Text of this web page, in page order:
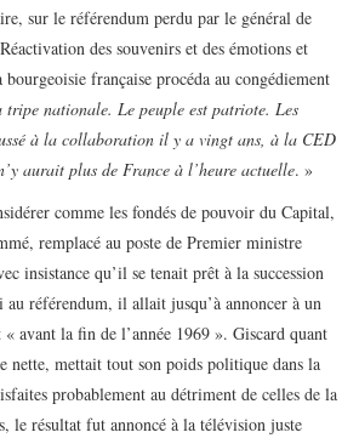
sur le référendum perdu par le général de
des souvenirs et des émotions et
française procéda au congédiement
tripe nationale. Le peuple est patriote. Les
à la collaboration il y a vingt ans, à la CED
aurait plus de France à l’heure actuelle. »
comme les fondés de pouvoir du Capital,
remplacé au poste de Premier ministre
insistance qu’il se tenait prêt à la succession
référendum, il allait jusqu’à annoncer à un
avant la fin de l’année 1969 ». Giscard quant
mettait tout son poids politique dans la
probablement au détriment de celles de la
le résultat fut annoncé à la télévision juste